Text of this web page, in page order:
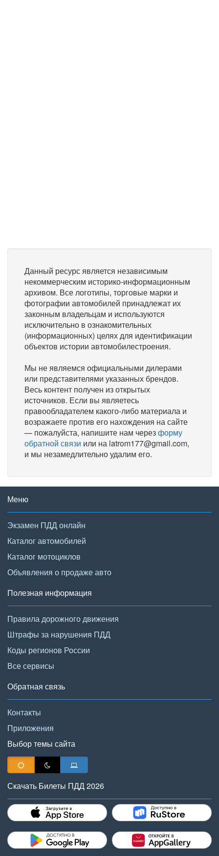
Данный ресурс является независимым
некоммерческим историко-информационным
архивом. Все логотипы, торговые марки и
фотографии автомобилей принадлежат их
законным владельцам и используются
исключительно в ознакомительных
(информационных) целях для идентификации
объектов истории автомобилестроения.
Мы не являемся официальными дилерами
или представителями указанных брендов.
Весь контент получен из открытых
источников. Если вы являетесь
правообладателем какого-либо материала и
возражаете против его нахождения на сайте
— пожалуйста, напишите нам черезформу
обратной связи или на latrom177@gmail.com,
и мы незамедлительно удалим его.
Меню
Экзамен ПДД онлайн
Каталог автомобилей
Каталог мотоциклов
Объявления о продаже авто
Полезная информация
Правила дорожного движения
Штрафы за нарушения ПДД
Коды регионов России
Все сервисы
Обратная связь
Контакты
Приложения
Выбор темы сайта
Скачать Билеты ПДД 2026